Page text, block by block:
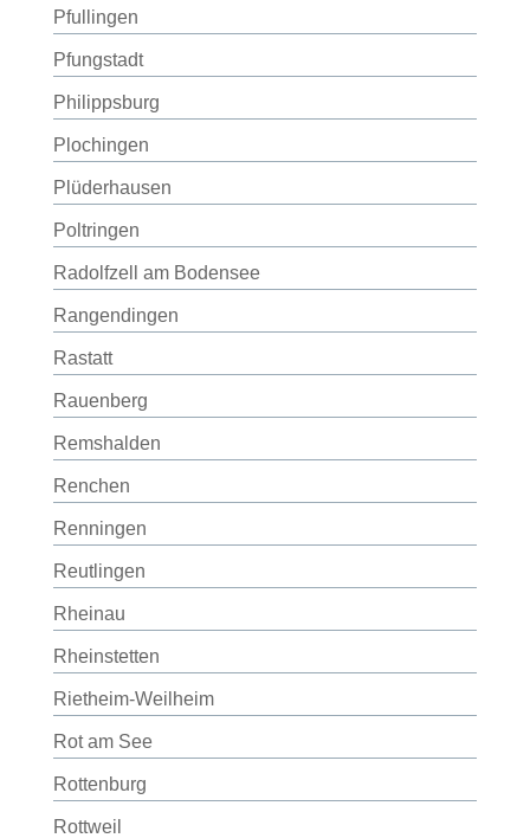
Pfullingen
Pfungstadt
Philippsburg
Plochingen
Plüderhausen
Poltringen
Radolfzell am Bodensee
Rangendingen
Rastatt
Rauenberg
Remshalden
Renchen
Renningen
Reutlingen
Rheinau
Rheinstetten
Rietheim-Weilheim
Rot am See
Rottenburg
Rottweil